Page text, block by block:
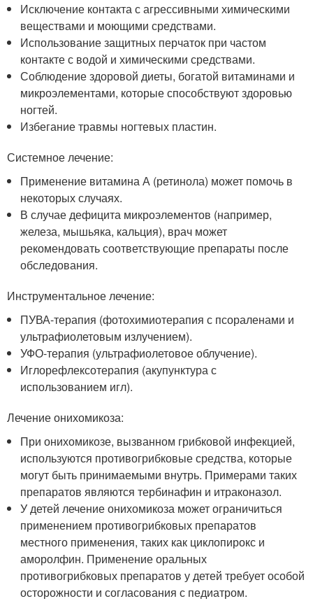
Исключение контакта с агрессивными химическими
веществами и моющими средствами.
Использование защитных перчаток при частом
контакте с водой и химическими средствами.
Соблюдение здоровой диеты, богатой витаминами и
микроэлементами, которые способствуют здоровью
ногтей.
Избегание травмы ногтевых пластин.
Системное лечение:
Применение витамина А (ретинола) может помочь в
некоторых случаях.
В случае дефицита микроэлементов (например,
железа, мышьяка, кальция), врач может
рекомендовать соответствующие препараты после
обследования.
Инструментальное лечение:
ПУВА-терапия (фотохимиотерапия с псораленами и
ультрафиолетовым излучением).
УФО-терапия (ультрафиолетовое облучение).
Иглорефлексотерапия (акупунктура с
использованием игл).
Лечение онихомикоза:
При онихомикозе, вызванном грибковой инфекцией,
используются противогрибковые средства, которые
могут быть принимаемыми внутрь. Примерами таких
препаратов являются тербинафин и итраконазол.
У детей лечение онихомикоза может ограничиться
применением противогрибковых препаратов
местного применения, таких как циклопирокс и
аморолфин. Применение оральных
противогрибковых препаратов у детей требует особой
осторожности и согласования с педиатром.